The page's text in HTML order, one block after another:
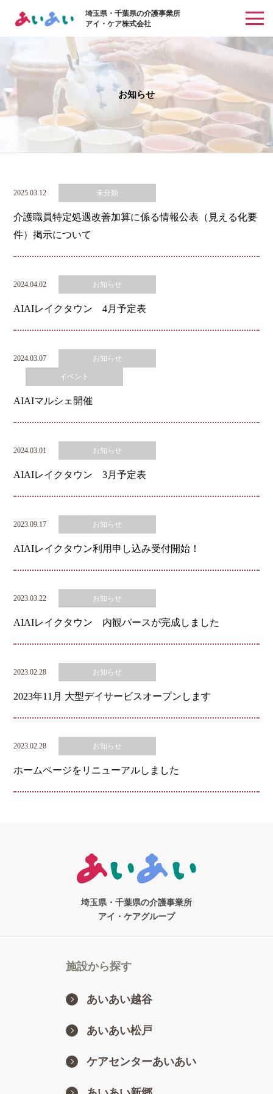
埼玉県・千葉県の介護事業所
アイ・ケア株式会社
お知らせ
2025.03.12 未分類
介護職員特定処遇改善加算に係る情報公表（見える化要
件）掲示について
2024.04.02 お知らせ
AIAIレイクタウン 4月予定表
2024.03.07 お知らせ
イベント
AIAIマルシェ開催
2024.03.01 お知らせ
AIAIレイクタウン 3月予定表
2023.09.17 お知らせ
AIAIレイクタウン利用申し込み受付開始！
2023.03.22 お知らせ
AIAIレイクタウン 内観パースが完成しました
2023.02.28 お知らせ
2023年11月 大型デイサービスオープンします
2023.02.28 お知らせ
ホームページをリニューアルしました
埼玉県・千葉県の介護事業所
アイ・ケアグループ
施設から探す
あいあい越谷
あいあい松戸
ケアセンターあいあい